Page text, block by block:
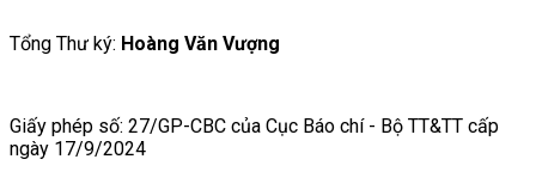
Tổng Thư ký: Hoàng Văn Vượng
Giấy phép số: 27/GP-CBC của Cục Báo chí - Bộ TT&TT cấp
ngày 17/9/2024